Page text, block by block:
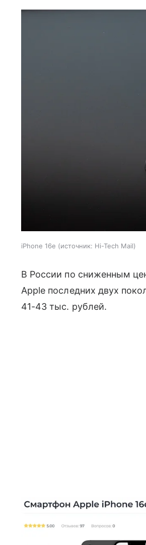
iPhone 16e источник: Hi-Tech Mail
В России по сниженным
Apple последних двух
41-43 тыс. рублей.